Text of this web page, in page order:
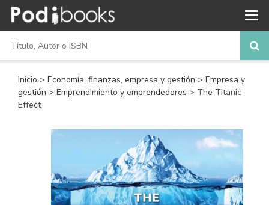
Inicio > Economía, finanzas, empresa y gestión > Empresa y
gestión > Emprendimiento y emprendedores > The Titanic
Effect